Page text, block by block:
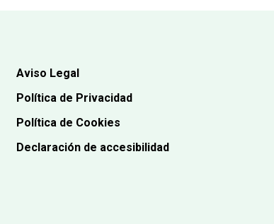
Aviso Legal
Política de Privacidad
Política de Cookies
Declaración de accesibilidad